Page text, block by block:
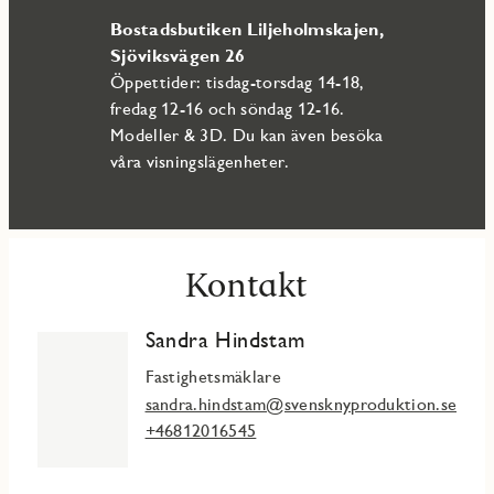
invigning 2025.Bostadsbutiken Liljeholmskajen,
Sjöviksvägen 26
Öppettider: tisdag-torsdag 14-18,
fredag 12-16 och söndag 12-16.
Modeller & 3D. Du kan även besöka
våra visningslägenheter.
Kontakt
Sandra Hindstam
Fastighetsmäklare
sandra.hindstam@svensknyproduktion.se
+46812016545